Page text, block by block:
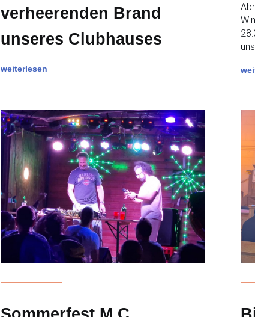
verheerenden Brand
unseres Clubhauses
weiterlesen